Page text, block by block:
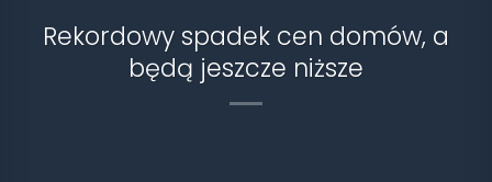
Rekordowy spadek cen domów, a
będą jeszcze niższe